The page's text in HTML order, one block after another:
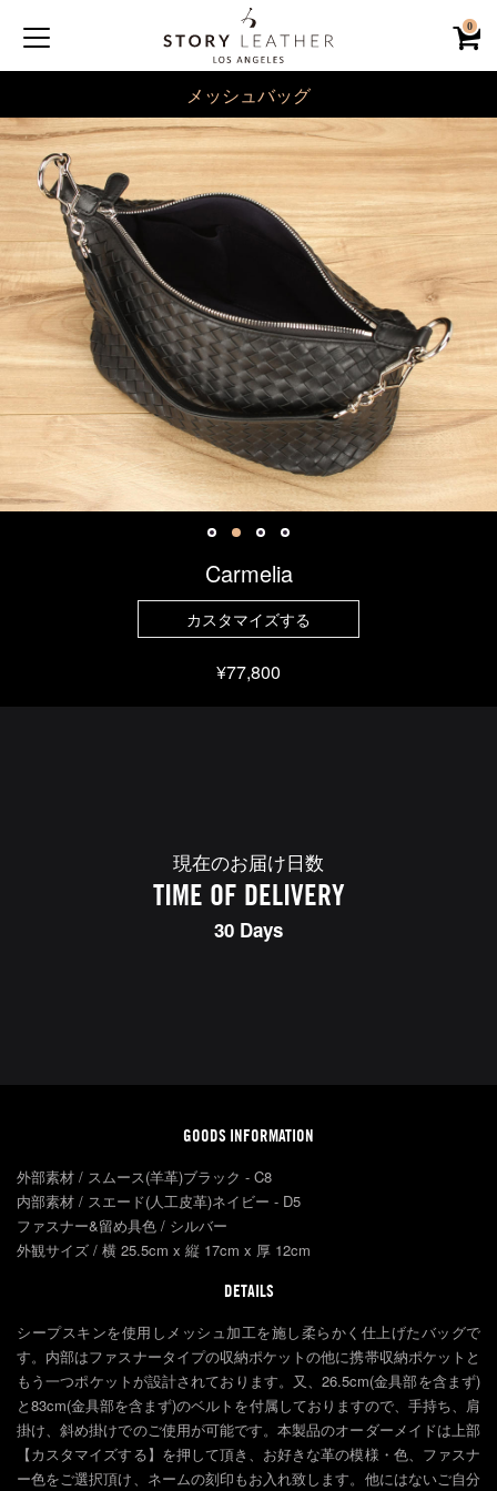
0
メッシュバッグ
Carmelia
カスタマイズする
¥77,800
現在のお届け日数
TIME OF DELIVERY
30 Days
GOODS INFORMATION
外部素材 / スムース(羊革)ブラック - C8
内部素材 / スエード(人工皮革)ネイビー - D5
ファスナー&留め具色 / シルバー
外観サイズ / 横 25.5cm x 縦 17cm x 厚 12cm
DETAILS
シープスキンを使用しメッシュ加工を施し柔らかく仕上げたバッグで
す。内部はファスナータイプの収納ポケットの他に携帯収納ポケットと
もう一つポケットが設計されております。又、26.5cm(金具部を含まず)
と83cm(金具部を含まず)のベルトを付属しておりますので、手持ち、肩
掛け、斜め掛けでのご使用が可能です。本製品のオーダーメイドは上部
【カスタマイズする】を押して頂き、お好きな革の模様・色、ファスナ
ー色をご選択頂け、ネームの刻印もお入れ致します。他にはないご自分